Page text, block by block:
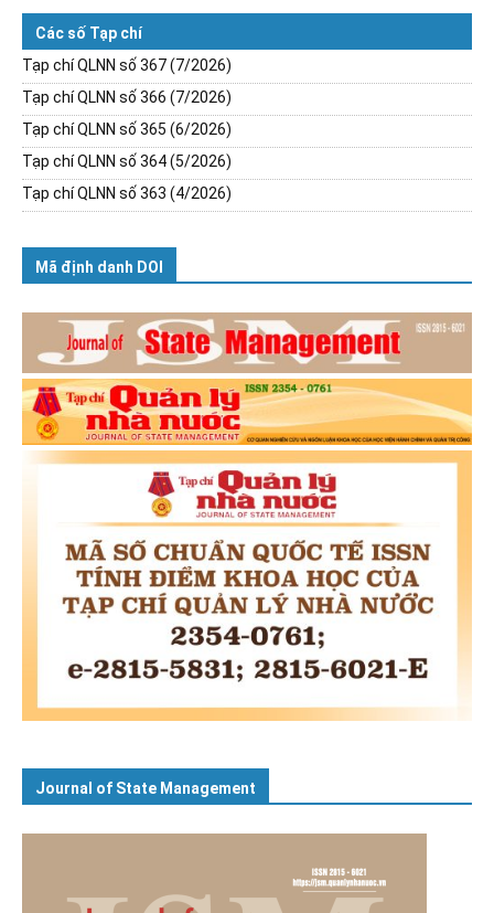
Các số Tạp chí
Tạp chí QLNN số 367 (7/2026)
Tạp chí QLNN số 366 (7/2026)
Tạp chí QLNN số 365 (6/2026)
Tạp chí QLNN số 364 (5/2026)
Tạp chí QLNN số 363 (4/2026)
Mã định danh DOI
Journal of State Management